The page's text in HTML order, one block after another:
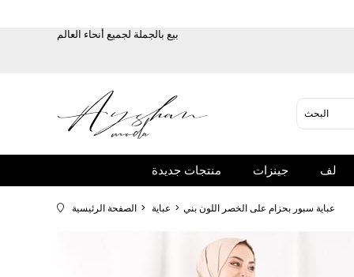
بيع بالجملة لجميع أنحاء العالم
منتجات جديدة جينزات لف
الصفحة الرئيسية عباية عباية سبور بحزام على الخصر اللون بني